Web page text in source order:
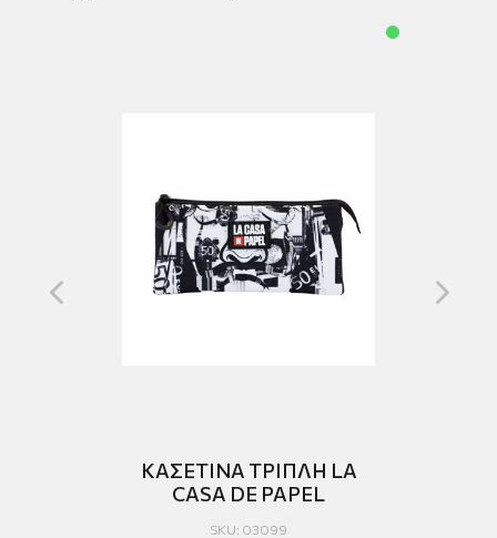
ΚΑΣΕΤΙΝΑ ΤΡΙΠΛΗ LA
CASA DΕ PAPEL
SKU: 03099